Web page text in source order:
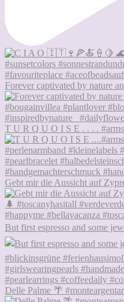
Forever captivated by nature
T U R Q U O I S E . . . .
Gebt mir die Aussicht auf
But first espresso and some
Delle Palme 🌴